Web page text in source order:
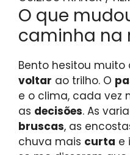
O que
caminha na
Bento hesitou
voltar ao trilho. O
e o clima, cada vez
as decisões. As
bruscas, as
chuva mais curta e